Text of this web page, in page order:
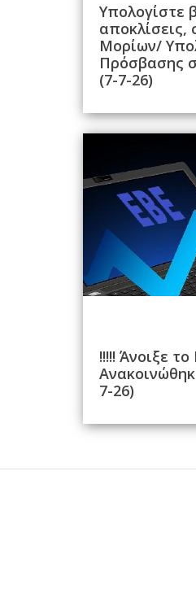
Υπολογίστε
Μορίων/
Πρόσβασης
(7-7-26)
!!!!! Άνοιξε
7-26)